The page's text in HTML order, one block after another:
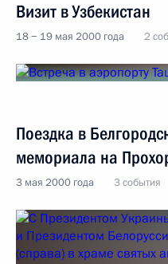
Визит в Узбекистан
18 − 19 мая 2000 года 2
Поездка в
мемориала на
3 мая 2000 года 3 события